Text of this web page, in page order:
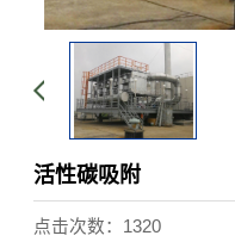
活性碳吸附
点击次数：1320